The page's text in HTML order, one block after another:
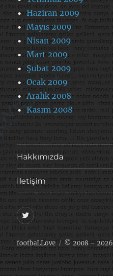
Haziran 2009
Mayıs 2009
Nisan 2009
Mart 2009
Şubat 2009
Ocak 2009
Aralık 2008
Kasım 2008
Hakkımızda
İletişim
@footballove
footbaLLove © 2008 – 2026